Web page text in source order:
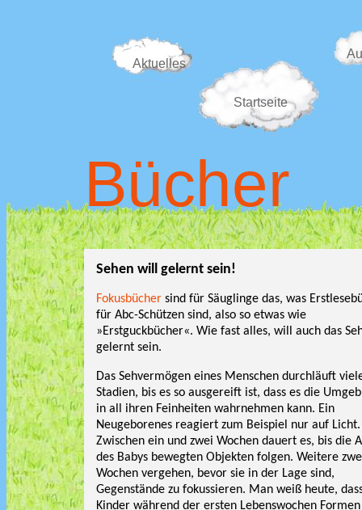
Aktuelles
Startseite
Bücher
Sehen will gelernt sein!
Fokusbücher sind für Säuglinge das, was
für Abc-Schützen sind, also so etwas wie
»Erstguckbücher«. Wie fast alles, will auch das
gelernt sein.
Das Sehvermögen eines Menschen durchläuft
Stadien, bis es so ausgereift ist, dass es die
in all ihren Feinheiten wahrnehmen kann. Ein
Neugeborenes reagiert zum Beispiel nur auf Licht.
Zwischen ein und zwei Wochen dauert es, bis die
des Babys bewegten Objekten folgen. Weitere
Wochen vergehen, bevor sie in der Lage sind,
Gegenstände zu fokussieren. Man weiß heute,
Kinder während der ersten Lebenswochen